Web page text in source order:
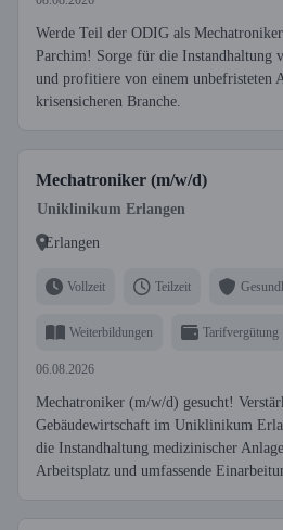
Werde Teil der ODIG als
Parchim! Sorge für die Instandhaltung
und profitiere von einem unbefristeten
krisensicheren Branche.
Mechatroniker (m/w/d)
Uniklinikum Erlangen
Erlangen
Vollzeit Teilzeit
Weiterbildungen Tarifvergütung
06.08.2026
Mechatroniker (m/w/d) gesucht!
Gebäudewirtschaft im Uniklinikum
die Instandhaltung medizinischer
Arbeitsplatz und umfassende